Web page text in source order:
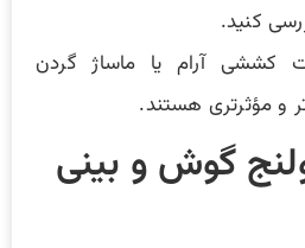
کنید.
کششی آرام یا ماساژ گردن
و مؤثرتری هستند.
گوش و بینی